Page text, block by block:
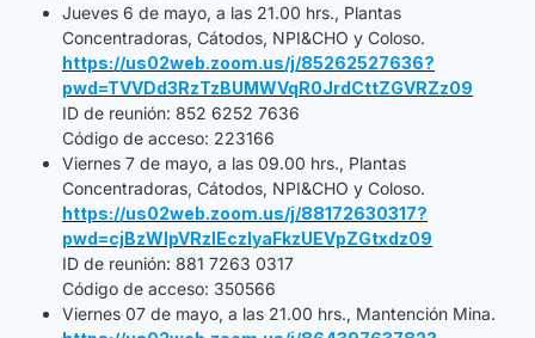
Jueves 6 de mayo, a las 21.00 hrs., Plantas
Concentradoras, Cátodos, NPI&CHO y Coloso.
https://us02web.zoom.us/j/85262527636?
pwd=TVVDd3RzTzBUMWVqR0JrdCttZGVRZz09
ID de reunión: 852 6252 7636
Código de acceso: 223166
Viernes 7 de mayo, a las 09.00 hrs., Plantas
Concentradoras, Cátodos, NPI&CHO y Coloso.
https://us02web.zoom.us/j/88172630317?
pwd=cjBzWlpVRzlEczlyaFkzUEVpZGtxdz09
ID de reunión: 881 7263 0317
Código de acceso: 350566
Viernes 07 de mayo, a las 21.00 hrs., Mantención Mina.